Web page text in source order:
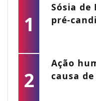
1
Sósia de
pré-
2
Ação
causa